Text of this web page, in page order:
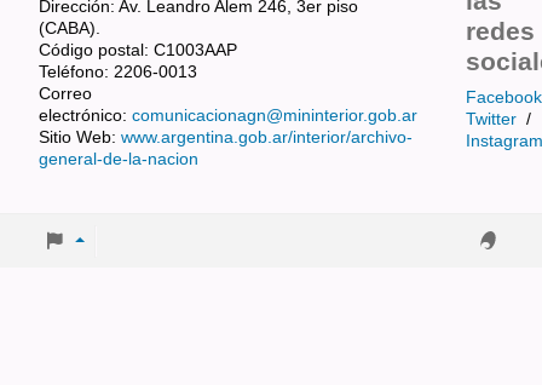
Dirección: Av. Leandro Alem 246, 3er piso
(CABA).
Código postal: C1003AAP
Teléfono: 2206-0013
Correo
electrónico: comunicacionagn@mininterior.gob.ar
Sitio Web: www.argentina.gob.ar/interior/archivo-
general-de-la-nacion
redes
Facebook
Twitter /
Instagram